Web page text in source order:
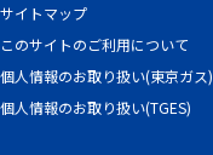
サイトマップ
このサイトのご利用について
個人情報のお取り扱い(東京ガス)
個人情報のお取り扱い(TGES)